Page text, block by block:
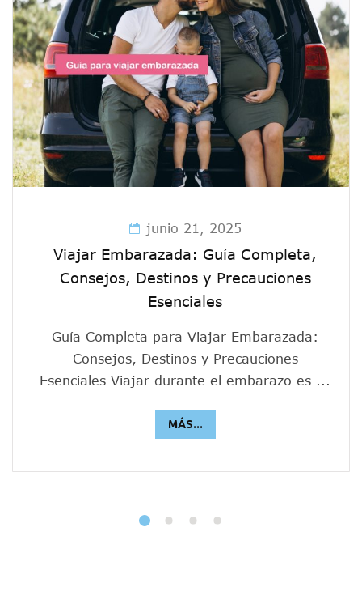
junio 21, 2025
Viajar Embarazada: Guía Completa,
Consejos, Destinos y Precauciones
Esenciales
Guía Completa para Viajar Embarazada:
Consejos, Destinos y Precauciones
Esenciales Viajar durante el embarazo es ...
MÁS...